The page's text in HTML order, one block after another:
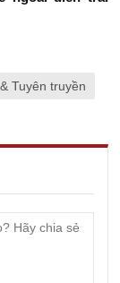
Tuyên truyền